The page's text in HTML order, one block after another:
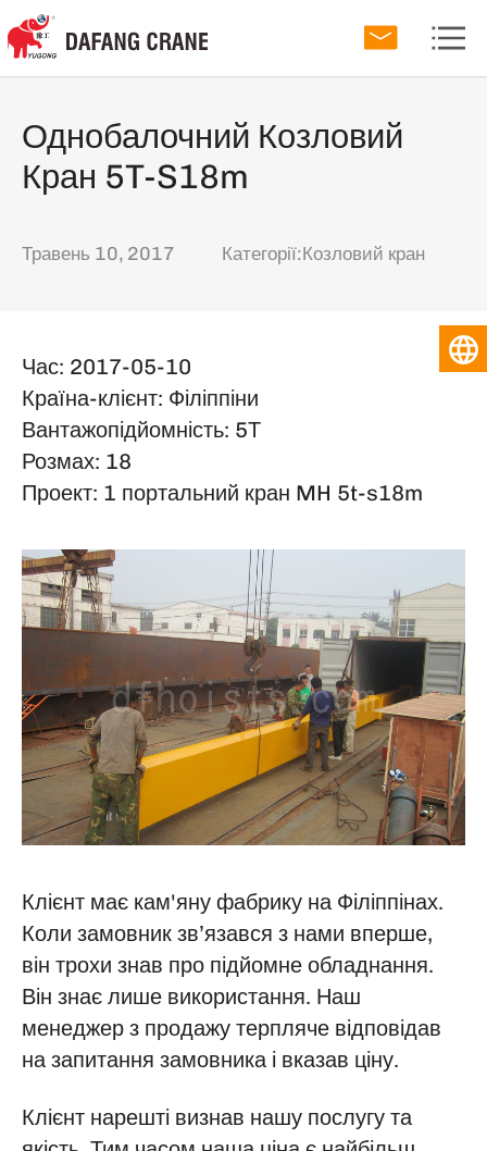
Однобалочний Козловий
Кран 5T-S18m
Травень 10, 2017 Категорії:Козловий кран
Час: 2017-05-10
Країна-клієнт: Філіппіни
Вантажопідйомність: 5Т
Розмах: 18
Проект: 1 портальний кран MH 5t-s18m
Клієнт має кам'яну фабрику на Філіппінах.
Коли замовник зв’язався з нами вперше,
він трохи знав про підйомне обладнання.
Він знає лише використання. Наш
менеджер з продажу терпляче відповідав
на запитання замовника і вказав ціну.
Клієнт нарешті визнав нашу послугу та